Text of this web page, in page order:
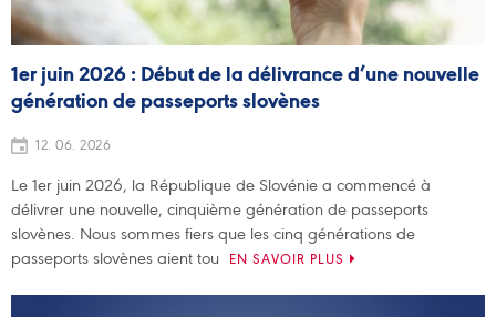
1er juin 2026 : Début de la délivrance d’une nouvelle
génération de passeports slovènes
12. 06. 2026
Le 1er juin 2026, la République de Slovénie a commencé à
délivrer une nouvelle, cinquième génération de passeports
slovènes. Nous sommes fiers que les cinq générations de
passeports slovènes aient tou
EN SAVOIR PLUS